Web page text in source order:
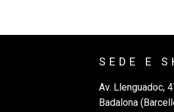
SEDE E
Av. Llenguadoc,
Badalona